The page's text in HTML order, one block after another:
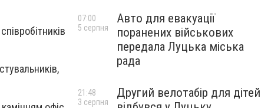
Авто для евакуації
поранених військових
передала Луцька міська
рада
07:00
5 серпня
Другий велотабір для дітей
21:48
3 серпня